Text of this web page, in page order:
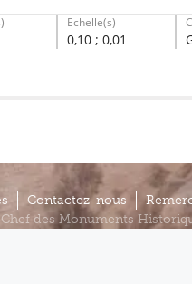
Echelle(s)
0,10 ; 0,01
Contactez-nous
des Monuments